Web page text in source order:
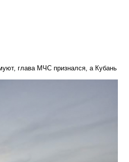
глава МЧС признался, а Кубань